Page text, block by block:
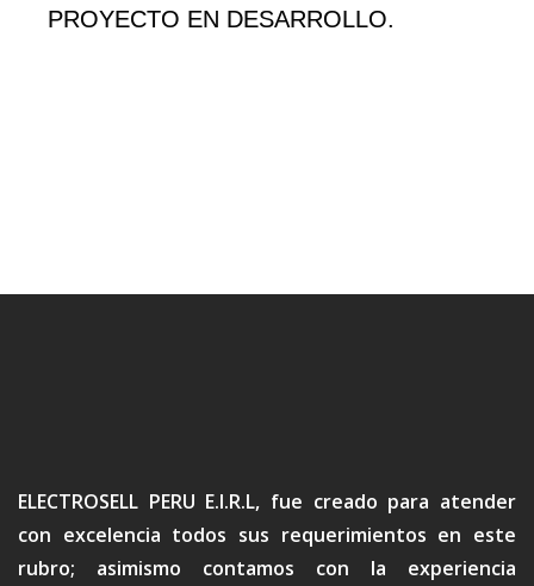
PROYECTO EN DESARROLLO.
ELECTROSELL PERU E.I.R.L, fue creado para atender
con excelencia todos sus requerimientos en este
rubro; asimismo contamos con la experiencia